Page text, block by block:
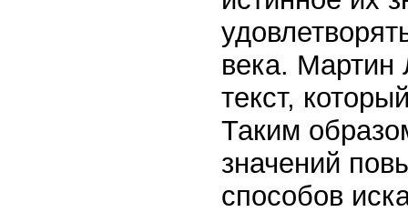
века. Мартин
текст,
Таким
значений
способов